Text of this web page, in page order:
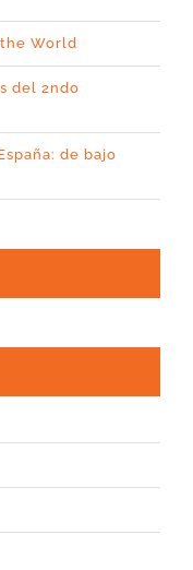
World
del 2ndo
de bajo